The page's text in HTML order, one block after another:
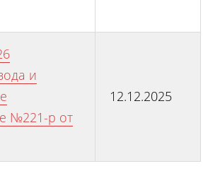
и
№221-р от
12.12.2025